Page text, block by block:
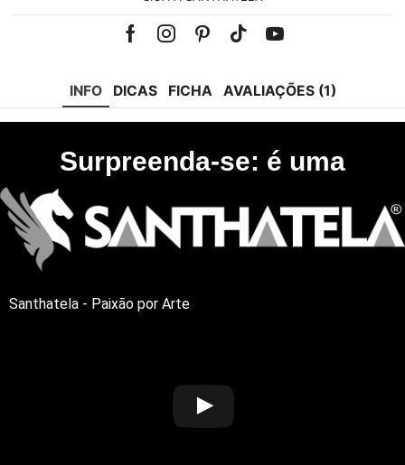
FacebookInstagramPinterest
Tik-Youtube
INFO DICAS FICHA AVALIAÇÕES (1)
Surpreenda-se: é uma
Santhatela - Paixão por Arte